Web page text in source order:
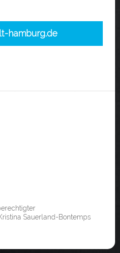
hamburg.de
Sauerland-Bontemps